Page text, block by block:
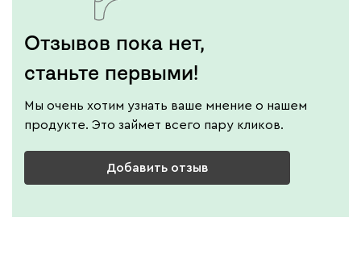
Отзывов пока нет,
станьте первыми!
Мы очень хотим узнать ваше мнение о нашем
продукте. Это займет всего пару кликов.
Добавить отзыв